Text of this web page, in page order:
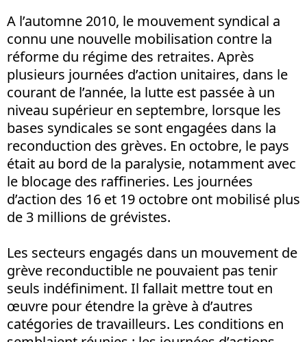
A l’automne 2010, le mouvement syndical a
connu une nouvelle mobilisation contre la
réforme du régime des retraites. Après
plusieurs journées d’action unitaires, dans le
courant de l’année, la lutte est passée à un
niveau supérieur en septembre, lorsque les
bases syndicales se sont engagées dans la
reconduction des grèves. En octobre, le pays
était au bord de la paralysie, notamment avec
le blocage des raffineries. Les journées
d’action des 16 et 19 octobre ont mobilisé plus
de 3 millions de grévistes.
Les secteurs engagés dans un mouvement de
grève reconductible ne pouvaient pas tenir
seuls indéfiniment. Il fallait mettre tout en
œuvre pour étendre la grève à d’autres
catégories de travailleurs. Les conditions en